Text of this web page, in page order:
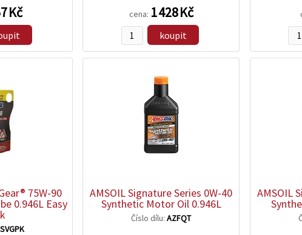
Kč cena: 1 428 Kč
koupit
75W-90
0.946L Easy
SVGPK
AMSOIL Signature Series 0W-40
Synthetic Motor Oil 0.946L
Číslo dílu:AZFQT
AMSOIL
zobrazit